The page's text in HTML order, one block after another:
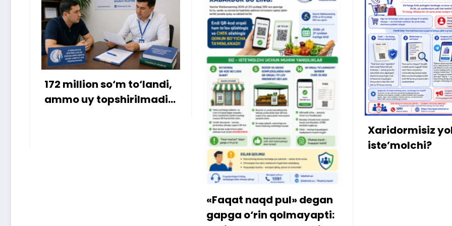
so‘m to‘landi,
topshirilmadi…
«Faqat naqd pul» degan
gapga o‘rin qolmayapti:
Xaridormisiz yoki
iste’molchi?